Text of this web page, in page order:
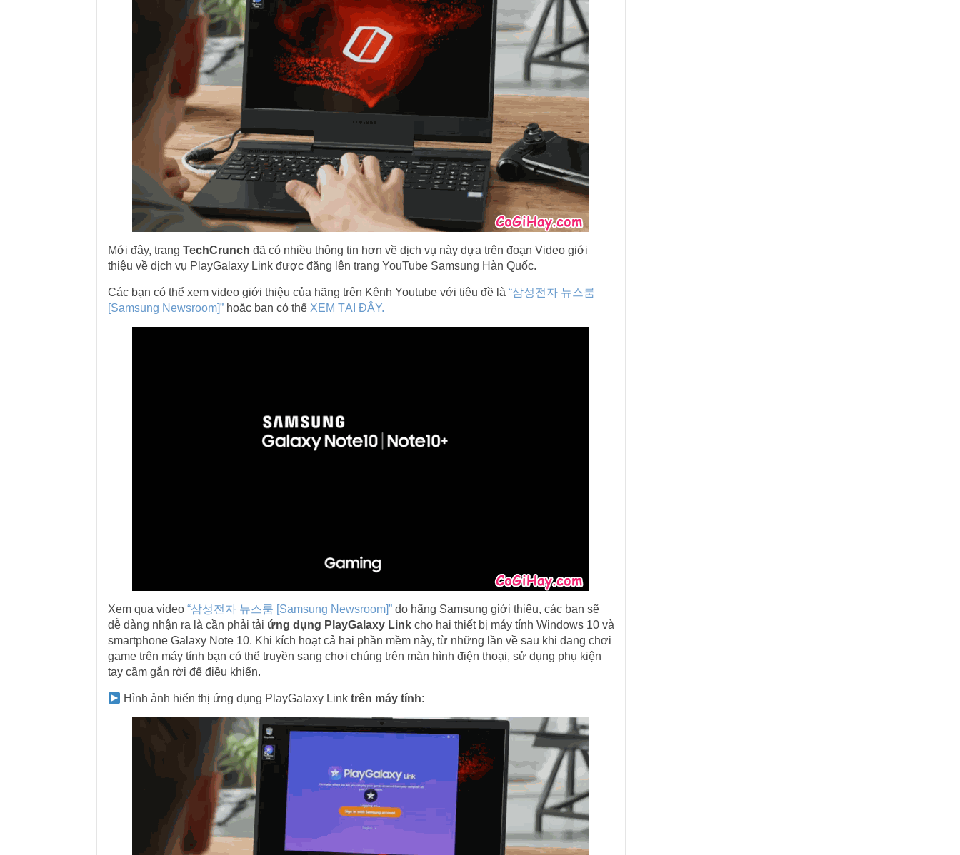
Mới đây, trang TechCrunch đã có nhiều thông tin hơn về dịch vụ này dựa trên đoạn Video giới
thiệu về dịch vụ PlayGalaxy Link được đăng lên trang YouTube Samsung Hàn Quốc.
Các bạn có thể xem video giới thiệu của hãng trên Kênh Youtube với tiêu đề là “삼성전자 뉴스룸
[Samsung Newsroom]”hoặc bạn có thể XEM TẠI ĐÂY.
Xem qua video “삼성전자 뉴스룸 [Samsung Newsroom]”do hãng Samsung giới thiệu, các bạn sẽ
dễ dàng nhận ra là cần phải tải ứng dụng PlayGalaxy Linkcho hai thiết bị máy tính Windows 10 và
smartphone Galaxy Note 10. Khi kích hoạt cả hai phần mềm này, từ những lần về sau khi đang chơi
game trên máy tính bạn có thể truyền sang chơi chúng trên màn hình điện thoại, sử dụng phụ kiện
tay cầm gắn rời để điều khiển.
Hình ảnh hiển thị ứng dụng PlayGalaxy Link trên máy tính: